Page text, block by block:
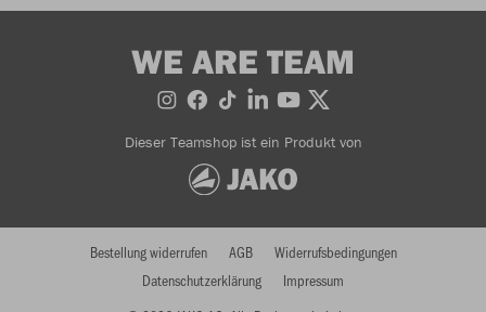
WE ARE TEAM
Dieser Teamshop ist ein Produkt von
Bestellung widerrufen AGB
Widerrufsbedingungen
Datenschutzerklärung
Impressum